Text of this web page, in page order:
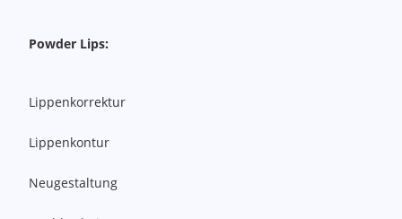
Powder Lips:
Lippenkorrektur
Lippenkontur
Neugestaltung